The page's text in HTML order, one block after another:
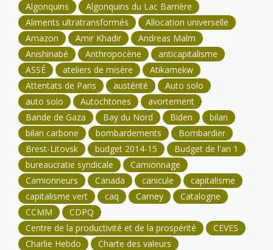
Algonquins
Algonquins du Lac Barrière
Aliments ultratransformés
Allocation universelle
Amazon
Amir Khadir
Andreas Malm
Anishinabé
Anthropocène
anticapitalisme
ASSÉ
ateliers de misère
Atikamekw
Attentats de Paris
austérité
Auto solo
auto solo
Autochtones
avortement
Bande de Gaza
Bay du Nord Biden
bilan
bilan carbone
bombardements
Bombardier
Brest-Litovsk
budget 2014-15
Budget de l'an 1
bureaucratie syndicale
Camionnage
Camionneurs
Canada canicule
capitalisme
capitalisme vert
caq Carney
Catalogne
CCMM
CDPQ
Centre de la productivité et de la prospérité
CEVES
Charlie Hebdo
Charte des valeurs